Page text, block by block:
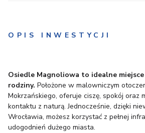
OPIS INWESTYCJI
Osiedle Magnoliowa to idealne
rodziny. Położone w malowniczym
Mokrzańskiego, oferuje ciszę, spokój oraz
kontaktu z naturą. Jednocześnie, dzięki
Wrocławia, możesz korzystać z pełnej
udogodnień dużego miasta.